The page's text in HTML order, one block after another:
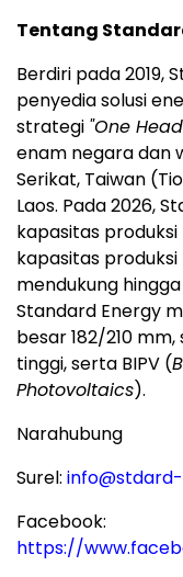
Tentang
Berdiri pada 2019,
penyedia solusi
strategi "One
enam negara dan
Serikat, Taiwan
Laos. Pada 2026,
kapasitas produksi
kapasitas
mendukung
Standard Energy
besar 182/210
tinggi, serta BIPV (
Photovoltaics).
Narahubung
Surel:
Facebook:
https://